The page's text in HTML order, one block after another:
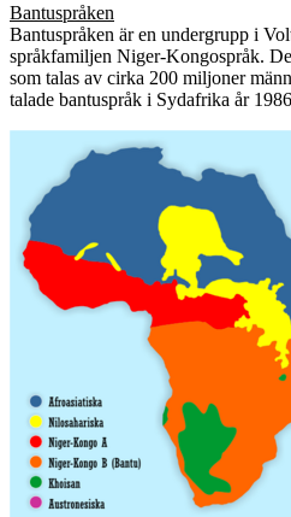
Bantuspråken
Bantuspråken är en undergrupp i
språkfamiljen Niger-Kongospråk.
som talas av cirka 200 miljoner
talade bantuspråk i Sydafrika år